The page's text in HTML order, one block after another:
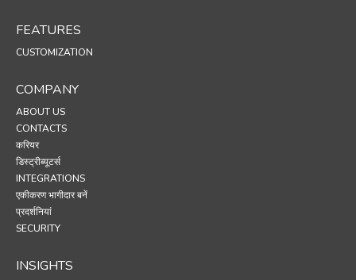
FEATURES
CUSTOMIZATION
COMPANY
ABOUT US
CONTACTS
करियर
डिस्ट्रीब्यूटर्स
INTEGRATIONS
एकीकरण भागीदार बनें
प्रदर्शनियां
SECURITY
INSIGHTS